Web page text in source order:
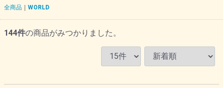
全商品 WORLD
144件の商品がみつかりました。